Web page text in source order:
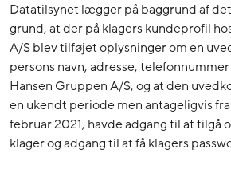
Datatilsynet lægger på baggrund af
grund, at der på klagers kundeprofil
A/S blev tilføjet oplysninger om en
persons navn, adresse, telefonnummer
Hansen Gruppen A/S, og at den
en ukendt periode men antageligvis
februar 2021, havde adgang til at tilgå
klager og adgang til at få klagers